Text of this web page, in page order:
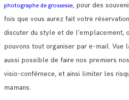
photographe de grossesse, pour des
fois que vous aurez fait votre
discuter du style et de l’emplacement,
pouvons tout organiser par e-mail. Vue
aussi possible de faire nos premiers
visio-conférnece, et ainsi limiter les
mamans.